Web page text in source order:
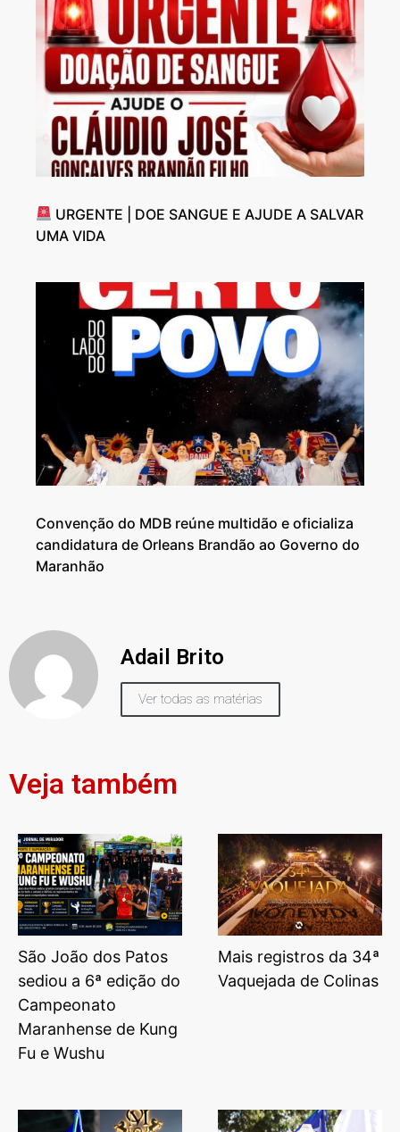
URGENTE | DOE SANGUE E AJUDE A SALVAR
UMA VIDA
Convenção do MDB reúne multidão e oficializa
candidatura de Orleans Brandão ao Governo do
Maranhão
Adail Brito
Ver todas as matérias
Veja também
São João dos Patos
sediou a 6ª edição do
Campeonato
Maranhense de Kung
Fu e Wushu
Mais registros da 34ª
Vaquejada de Colinas